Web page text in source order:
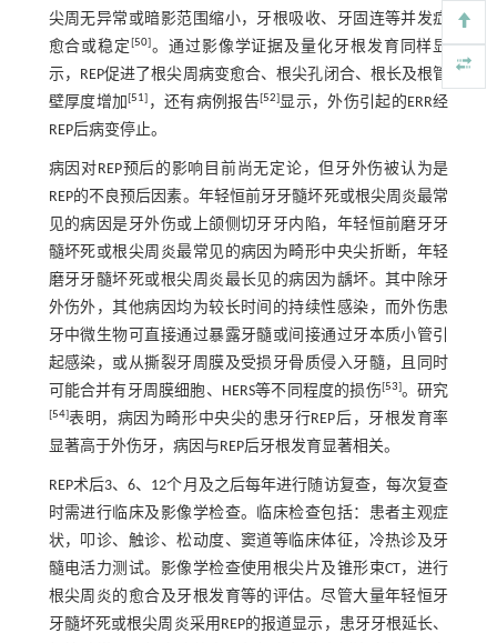
尖周无异常或暗影范围缩小，牙根吸收、牙固连等并发症
愈合或稳定[50]。通过影像学证据及量化牙根发育同样显
示，REP促进了根尖周病变愈合、根尖孔闭合、根长及根管
壁厚度增加[51] ，还有病例报告[52]显示，外伤引起的ERR经
REP后病变停止。
病因对REP预后的影响目前尚无定论，但牙外伤被认为是
REP的不良预后因素。年轻恒前牙牙髓坏死或根尖周炎最常
见的病因是牙外伤或上颌侧切牙牙内陷，年轻恒前磨牙牙
髓坏死或根尖周炎最常见的病因为畸形中央尖折断，年轻
磨牙牙髓坏死或根尖周炎最长见的病因为龋坏。其中除牙
外伤外，其他病因均为较长时间的持续性感染，而外伤患
牙中微生物可直接通过暴露牙髓或间接通过牙本质小管引
起感染，或从撕裂牙周膜及受损牙骨质侵入牙髓，且同时
可能合并有牙周膜细胞、HERS等不同程度的损伤[53]。研究
[54]表明，病因为畸形中央尖的患牙行REP后，牙根发育率
显著高于外伤牙，病因与REP后牙根发育显著相关。
REP术后3、6、12个月及之后每年进行随访复查，每次复查
时需进行临床及影像学检查。临床检查包括：患者主观症
状，叩诊、触诊、松动度、窦道等临床体征，冷热诊及牙
髓电活力测试。影像学检查使用根尖片及锥形束CT，进行
根尖周炎的愈合及牙根发育等的评估。尽管大量年轻恒牙
牙髓坏死或根尖周炎采用REP的报道显示，患牙牙根延长、